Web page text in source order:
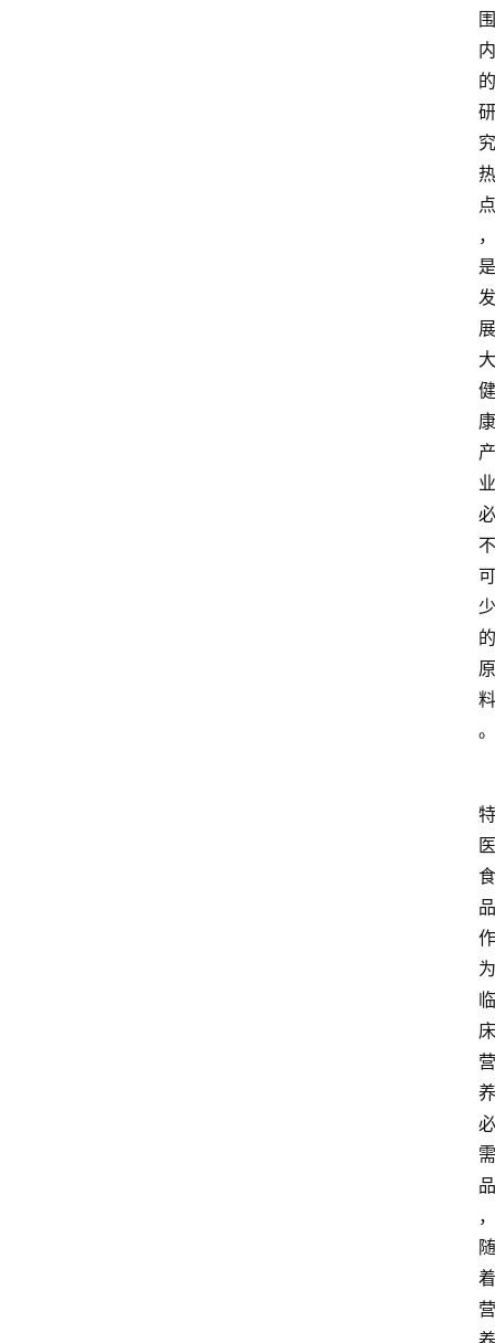
围
内
的
研
究
热
点
，
是
发
展
大
健
康
产
业
必
不
可
少
的
原
料
。
特
医
食
品
作
为
临
床
营
养
必
需
品
，
随
着
营